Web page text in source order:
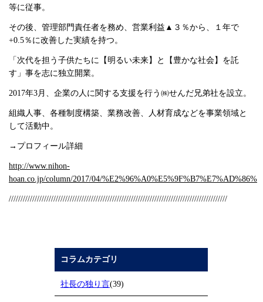
等に従事。
その後、管理部門責任者を務め、営業利益▲３％から、１年で
+0.5％に改善した実績を持つ。
「次代を担う子供たちに【明るい未来】と【豊かな社会】を託
す」事を志に独立開業。
2017年3月、企業の人に関する支援を行う㈱せんだ兄弟社を設立。
組織人事、各種制度構築、業務改善、人材育成などを事業領域と
して活動中。
→プロフィール詳細
http://www.nihon-
hoan.co.jp/column/2017/04/%E2%96%A0%E5%9F%B7%E7%AD%86%
/////////////////////////////////////////////////////////////////////////////////////////////
コラムカテゴリ
社長の独り言(39)